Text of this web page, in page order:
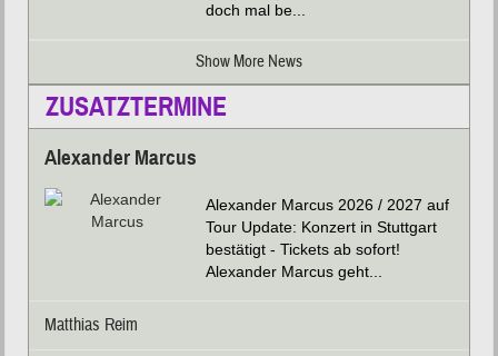
doch mal be...
Show More News
ZUSATZTERMINE
Alexander Marcus
Alexander Marcus 2026 / 2027 auf
Tour Update: Konzert in Stuttgart
bestätigt - Tickets ab sofort!
Alexander Marcus geht...
Matthias Reim